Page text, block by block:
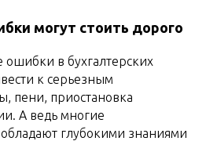
могут стоить дорого
в бухгалтерских
к серьезным
пени, приостановка
А ведь многие
глубокими знаниями